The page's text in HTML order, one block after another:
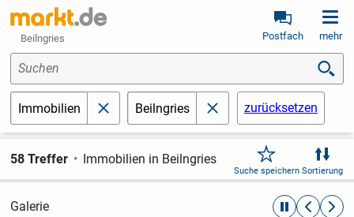
Beilngries Postfach mehr
Suchen
Immobilien schließenBeilngries schließenzurücksetzen
58 Treffer Immobilien in Beilngries
Suche speichern Sortierung
Galerie automatische